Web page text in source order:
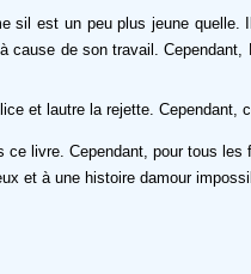
est un peu plus jeune
de son travail.
et lautre la rejette.
ce livre. Cependant, pour tous
à une histoire damour